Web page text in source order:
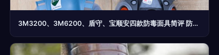
3M3200、3M6200、盾守、宝顺安四款防毒面具简评 防生化防护性能对比